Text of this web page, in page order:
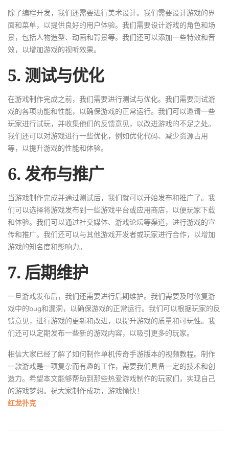
除了编程开发，我们还需要进行美术设计。我们需要设计游戏的界
面和菜单，以提供良好的用户体验。我们需要设计游戏的角色和场
景，包括人物造型、动画和背景等。我们还可以添加一些特效和音
效，以增加游戏的视听效果。
5. 测试与优化
在游戏制作完成之前，我们需要进行测试与优化。我们需要测试游
戏的各项功能和性能，以确保游戏的正常运行。我们可以邀请一些
玩家进行试玩，并收集他们的反馈意见，以改进游戏的不足之处。
我们还可以对游戏进行一些优化，例如优化代码、减少资源占用
等，以提升游戏的性能和体验。
6. 发布与推广
当游戏制作完成并通过测试后，我们就可以开始发布和推广了。我
们可以选择将游戏发布到一些游戏平台或应用商店，以便玩家下载
和体验。我们可以通过社交媒体、游戏论坛等渠道，进行游戏的宣
传和推广。我们还可以与其他游戏开发者或玩家进行合作，以增加
游戏的知名度和影响力。
7. 后期维护
一旦游戏发布后，我们还需要进行后期维护。我们需要及时修复游
戏中的bug和漏洞，以确保游戏的正常运行。我们可以根据玩家的反
馈意见，进行游戏的更新和改进，以提升游戏的质量和可玩性。我
们还可以定期发布一些新的游戏内容，以吸引更多的玩家。
相信大家已经了解了如何制作单机传奇手游版本的视频教程。制作
一款游戏是一项复杂而有趣的工作，需要我们具备一定的技术和创
造力。希望本文能够帮助到那些热爱游戏制作的玩家们，实现自己
的游戏梦想。祝大家制作成功，游戏愉快！
红龙扑克